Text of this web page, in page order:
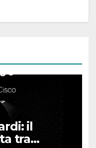
il
tra